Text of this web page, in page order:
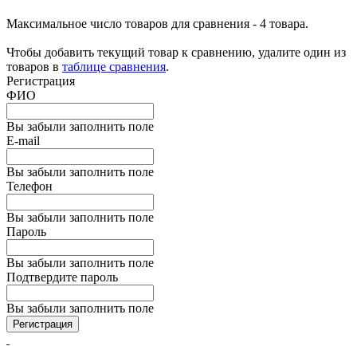
Максимальное число товаров для сравнения - 4 товара.
Чтобы добавить текущий товар к сравнению, удалите один из
товаров в таблице сравнения.
Регистрация
ФИО
Вы забыли заполнить поле
E-mail
Вы забыли заполнить поле
Телефон
Вы забыли заполнить поле
Пароль
Вы забыли заполнить поле
Подтвердите пароль
Вы забыли заполнить поле
Регистрация